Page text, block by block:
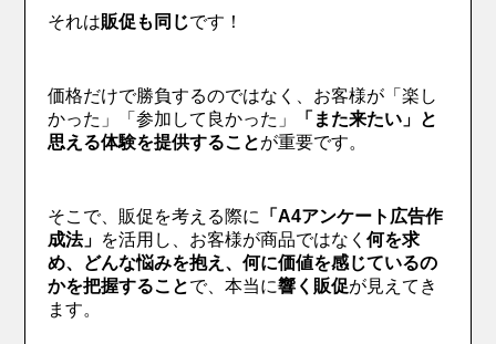
それは販促も同じです！
価格だけで勝負するのではなく、お客様が「楽し
かった」「参加して良かった」
「また来たい」と
思える体験を提供することが重要です。
そこで、販促を考える際に 「A4アンケート広告作
成法」 を活用し、お客様が商品ではなく何を求
め、どんな悩みを抱え、何に価値を感じているの
かを把握することで、本当に響く販促が見えてき
ます。